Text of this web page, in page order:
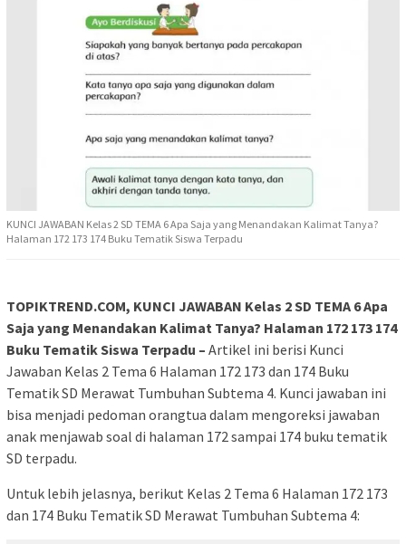
KUNCI JAWABAN Kelas 2 SD TEMA 6 Apa Saja yang Menandakan Kalimat Tanya?
Halaman 172 173 174 Buku Tematik Siswa Terpadu
TOPIKTREND.COM, KUNCI JAWABAN Kelas 2 SD TEMA 6 Apa
Saja yang Menandakan Kalimat Tanya? Halaman 172 173 174
Buku Tematik Siswa Terpadu – Artikel ini berisi Kunci
Jawaban Kelas 2 Tema 6 Halaman 172 173 dan 174 Buku
Tematik SD Merawat Tumbuhan Subtema 4. Kunci jawaban ini
bisa menjadi pedoman orangtua dalam mengoreksi jawaban
anak menjawab soal di halaman 172 sampai 174 buku tematik
SD terpadu.
Untuk lebih jelasnya, berikut Kelas 2 Tema 6 Halaman 172 173
dan 174 Buku Tematik SD Merawat Tumbuhan Subtema 4: